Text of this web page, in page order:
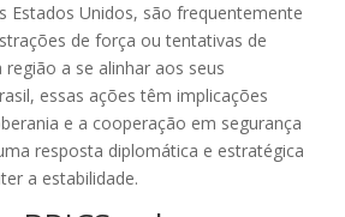
Estados Unidos, são frequentemente
de força ou tentativas de
a se alinhar aos seus
essas ações têm implicações
e a cooperação em segurança
resposta diplomática e estratégica
a estabilidade.